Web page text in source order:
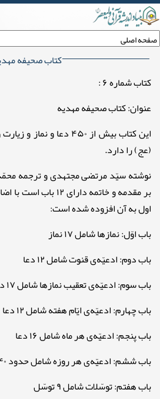
کتاب صحیفه
کتاب شماره ۶ :
عنوان: کتاب صحیفه مهدیه
این کتاب بیش از ۴۵۰ دعا و
(عج) را دارد.
نوشته سیّد مرتضی مجتهدی و ترجمه
بر مقدمه و خاتمه
اول به آن افزوده شده است:
باب اوّل: نمازها شامل ۱۷ نماز
باب دوم: ادعیّه‌ی قنوت شامل ۱۲ دعا
باب سوم: ادعیّه‌ی تعقیب نمازها شامل ۱۷ دعا
باب چهارم: ادعیّه‌ی ایّام هفته شامل ۱۲ دعا
باب پنجم: ادعیّه‌ی هر ماه شامل ۱۶ دعا
باب ششم: ادعیّه‌ی هر روزه شامل حدود ۴۰ دعا
باب هفتم: توسّلات شامل ۹ توسّل